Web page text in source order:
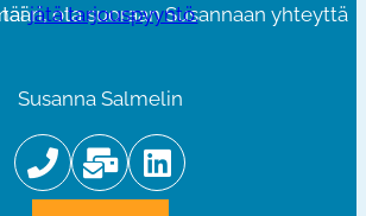
Ellet löydä etsimääri, ota suoraan Susannaan yhteyttä taijätä tarjouspyyntö.
Susanna Salmelin